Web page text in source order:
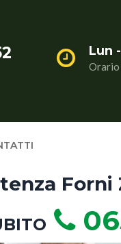
Lun
Orario